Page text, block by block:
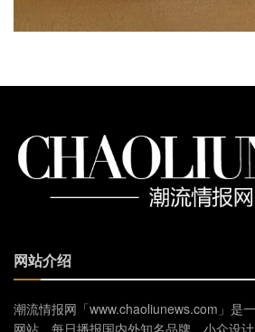
网站介绍
潮流情报网「www.chaoliunews.com」是
网站，每日播报国内外知名品牌、小众设